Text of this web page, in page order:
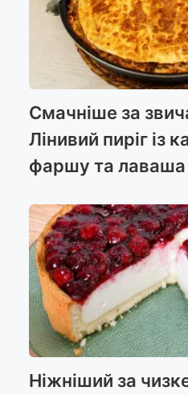
Смачніше за
Лінивий пиріг із
фаршу та лаваша
Ніжніший за